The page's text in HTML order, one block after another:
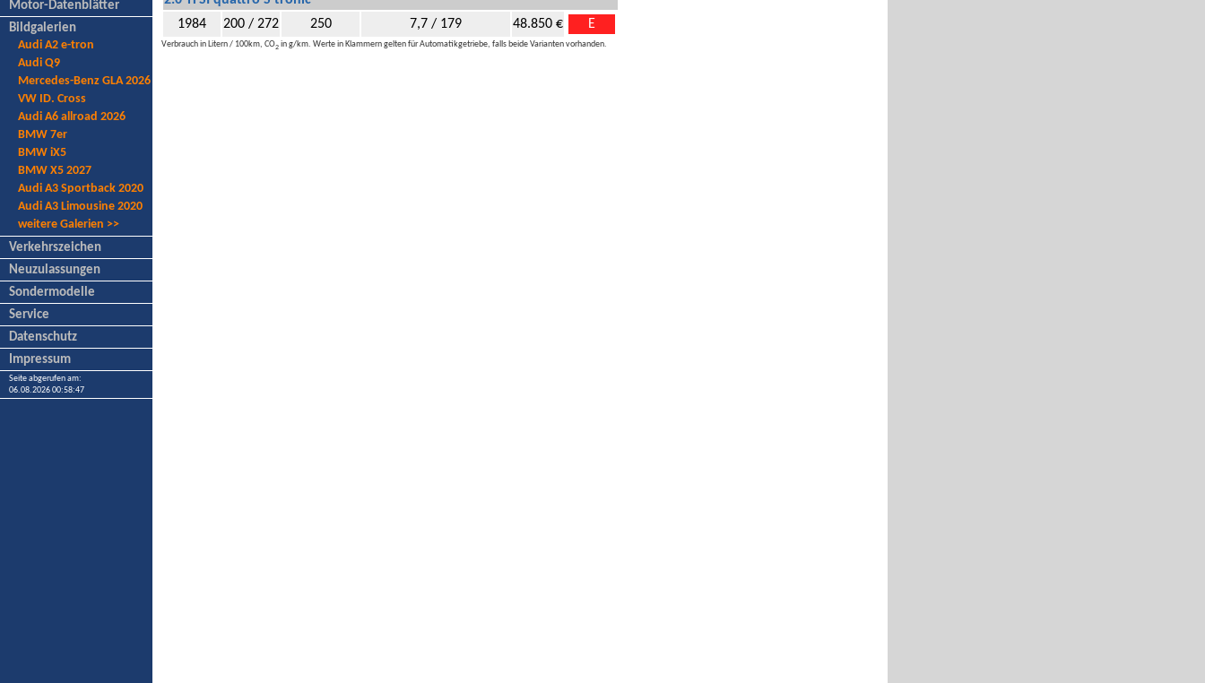
Motor-Datenblätter
Bildgalerien
Audi A2 e-tron
Audi Q9
Mercedes-Benz GLA 2026
VW ID. Cross
Audi A6 allroad 2026
BMW 7er
BMW iX5
BMW X5 2027
Audi A3 Sportback 2020
Audi A3 Limousine 2020
weitere Galerien >>
Verkehrszeichen
Neuzulassungen
Sondermodelle
Service
Datenschutz
Impressum
Seite abgerufen am:
06.08.2026 00:58:47
1984
200 / 272 250 7,7 / 179 48.850 € E
Verbrauch in Litern / 100km, CO2 in g/km. Werte in Klammern gelten für Automatikgetriebe, falls beide Varianten vorhanden.